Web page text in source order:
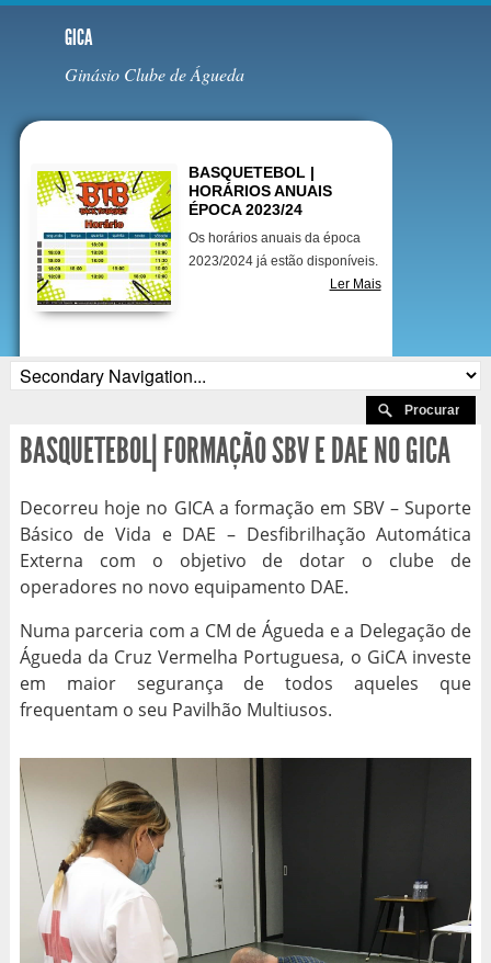
GICA
Ginásio Clube de Águeda
BASQUETEBOL |
HORÁRIOS ANUAIS
ÉPOCA 2023/24
Os horários anuais da época
2023/2024 já estão disponíveis.
Ler Mais
BASQUETEBOL| FORMAÇÃO SBV E DAE NO GICA
Decorreu hoje no GICA a formação em SBV – Suporte
Básico de Vida e DAE – Desfibrilhação Automática
Externa com o objetivo de dotar o clube de
operadores no novo equipamento DAE.
Numa parceria com a CM de Águeda e a Delegação de
Águeda da Cruz Vermelha Portuguesa, o GiCA investe
em maior segurança de todos aqueles que
frequentam o seu Pavilhão Multiusos.